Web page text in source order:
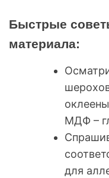
Быстрые
материала:
МДФ –
для